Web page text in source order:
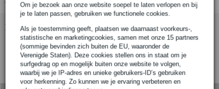
Om je bezoek aan onze website soepel te laten verlopen en bij
je te laten passen, gebruiken we functionele cookies.
Als je toestemming geeft, plaatsen we daarnaast voorkeurs-,
statistische en marketingcookies, samen met onze 15 partners
(sommige bevinden zich buiten de EU, waaronder de
Verenigde Staten). Deze cookies stellen ons in staat om je
surfgedrag op en mogelijk buiten onze website te volgen,
waarbij we je IP-adres en unieke gebruikers-ID’s gebruiken
voor herkenning. Zo kunnen we je ervaring verbeteren en
Bekijk ook eens (1)